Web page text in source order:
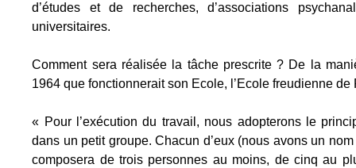
d’études et de recherches, d’associations
universitaires.
Comment sera réalisée la tâche prescrite ? De la
1964 que fonctionnerait son Ecole, l’Ecole freudienne de
« Pour l’exécution du travail, nous adopterons le
dans un petit groupe. Chacun d’eux (nous avons un
composera de trois personnes au moins, de cinq au